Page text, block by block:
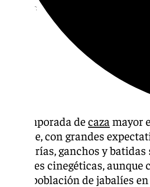
Compartir:
La temporada de caza mayor
octubre, con grandes
monterías, ganchos y
especies cinegéticas,
superpoblación de jabalíes